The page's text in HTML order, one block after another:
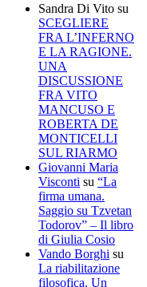
Sandra Di Vito su
SCEGLIERE
FRA L’INFERNO
E LA RAGIONE.
UNA
DISCUSSIONE
FRA VITO
MANCUSO E
ROBERTA DE
MONTICELLI
SUL RIARMO
Giovanni Maria
Visconti su “La
firma umana.
Saggio su Tzvetan
Todorov” – Il libro
di Giulia Cosio
Vando Borghi su
La riabilitazione
filosofica. Un